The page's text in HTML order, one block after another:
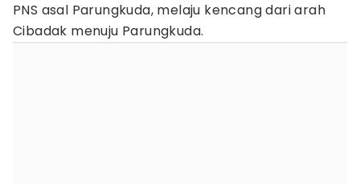
PNS asal Parungkuda, melaju kencang dari arah
Cibadak menuju Parungkuda.